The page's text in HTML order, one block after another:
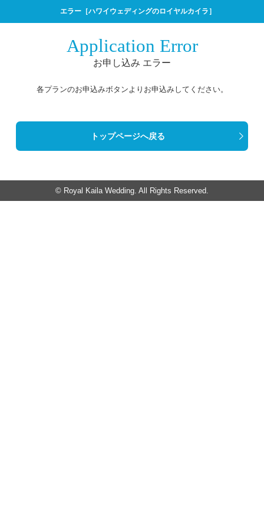
エラー［ハワイウェディングのロイヤルカイラ］
Application Error
お申し込み エラー
各プランのお申込みボタンよりお申込みしてください。
トップページへ戻る
© Royal Kaila Wedding. All Rights Reserved.